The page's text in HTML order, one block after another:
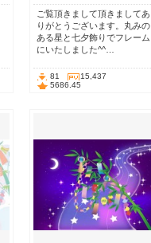
ご覧頂きまして頂きましてあ
りがとうございます。丸みの
ある星と七夕飾りでフレーム
にいたしました^^…
81
15,437
5686.45